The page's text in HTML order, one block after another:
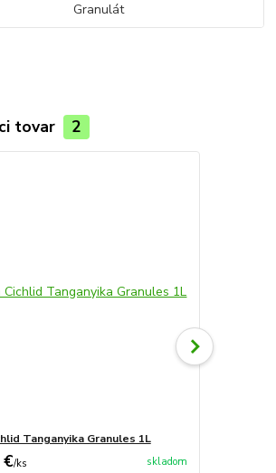
Granulát
tovar 2
Tanganyika Granules 1L
€/ks skladom